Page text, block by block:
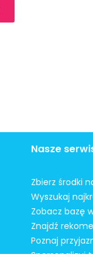
Nasze
Zbierz środki
Wyszukaj
Zobacz bazę
Znajdź
Poznaj